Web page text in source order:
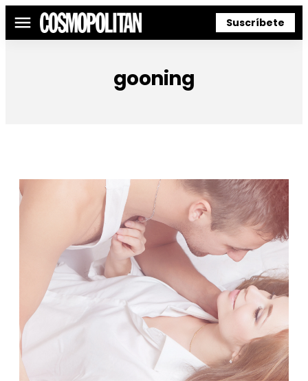
Menú Suscríbete
gooning